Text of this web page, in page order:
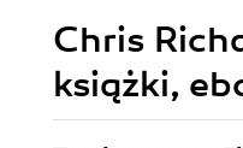
Chris
książki,